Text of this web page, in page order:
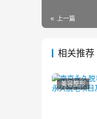
上一篇
相关推荐
美容整形